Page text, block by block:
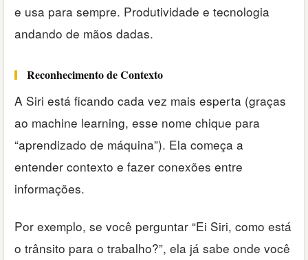
e usa para sempre. Produtividade e tecnologia
andando de mãos dadas.
Reconhecimento de Contexto
A Siri está ficando cada vez mais esperta (graças
ao machine learning, esse nome chique para
“aprendizado de máquina”). Ela começa a
entender contexto e fazer conexões entre
informações.
Por exemplo, se você perguntar “Ei Siri, como está
o trânsito para o trabalho?”, ela já sabe onde você